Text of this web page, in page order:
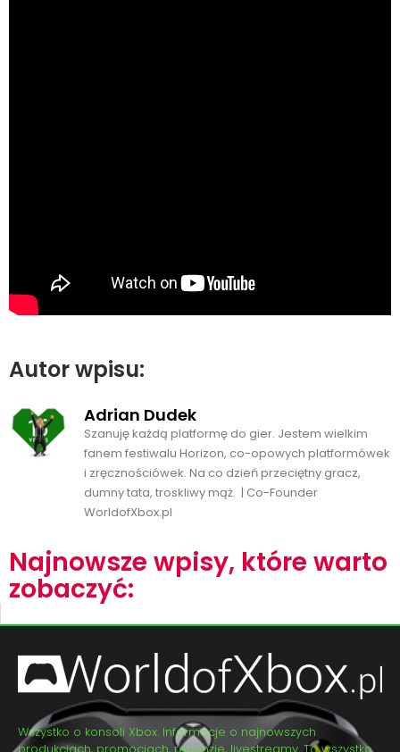
Autor wpisu:
Adrian Dudek
Szanuję każdą platformę do gier. Jestem wielkim
fanem festiwalu Horizon, co-opowych platformówek
i zręcznościówek. Na co dzień przeciętny gracz,
dumny tata, troskliwy mąż. | Co-Founder
WorldofXbox.pl
Najnowsze wpisy, które warto
zobaczyć:
Wszystko o konsoli Xbox. Informacje o najnowszych